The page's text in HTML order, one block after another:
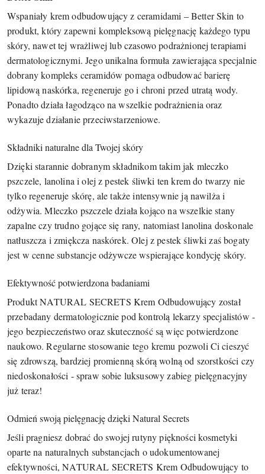
Wspaniały krem odbudowujący z ceramidami – Better Skin to
produkt, który zapewni kompleksową pielęgnację każdego typu
skóry, nawet tej wrażliwej lub czasowo podrażnionej terapiami
dermatologicznymi. Jego unikalna formuła zawierająca specjalnie
dobrany kompleks ceramidów pomaga odbudować barierę
lipidową naskórka, regeneruje go i chroni przed utratą wody.
Ponadto działa łagodząco na wszelkie podrażnienia oraz
wykazuje działanie przeciwstarzeniowe.
Składniki naturalne dla Twojej skóry
Dzięki starannie dobranym składnikom takim jak mleczko
pszczele, lanolina i olej z pestek śliwki ten krem do twarzy nie
tylko regeneruje skórę, ale także intensywnie ją nawilża i
odżywia. Mleczko pszczele działa kojąco na wszelkie stany
zapalne czy trudno gojące się rany, natomiast lanolina doskonale
natłuszcza i zmiękcza naskórek. Olej z pestek śliwki zaś bogaty
jest w cenne substancje odżywcze wspierające kondycję skóry.
Efektywność potwierdzona badaniami
Produkt NATURAL SECRETS Krem Odbudowujący został
przebadany dermatologicznie pod kontrolą lekarzy specjalistów -
jego bezpieczeństwo oraz skuteczność są więc potwierdzone
naukowo. Regularne stosowanie tego kremu pozwoli Ci cieszyć
się zdrowszą, bardziej promienną skórą wolną od szorstkości czy
niedoskonałości - spraw sobie luksusowy zabieg pielęgnacyjny
już teraz!
Odmień swoją pielęgnację dzięki Natural Secrets
Jeśli pragniesz dobrać do swojej rutyny piękności kosmetyki
oparte na naturalnych substancjach o udokumentowanej
efektywności, NATURAL SECRETS Krem Odbudowujący to